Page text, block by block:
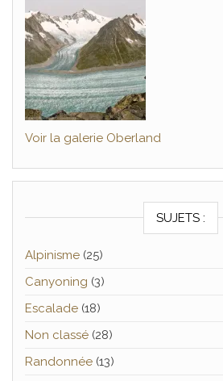
Voir la galerie Oberland
SUJETS :
Alpinisme (25)
Canyoning (3)
Escalade (18)
Non classé (28)
Randonnée (13)